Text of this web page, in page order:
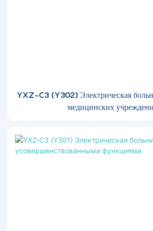
YXZ-C3 (Y302) Электрическая
медицинских